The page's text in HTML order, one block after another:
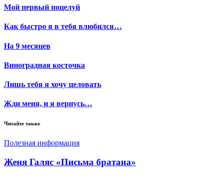
Мой первый поцелуй
Как быстро я в тебя влюбился…
На 9 месяцев
Виноградная косточка
Лишь тебя я хочу целовать
Жди меня, и я вернусь…
Читайте также
Полезная информация
Женя Галяс «Письма братана»